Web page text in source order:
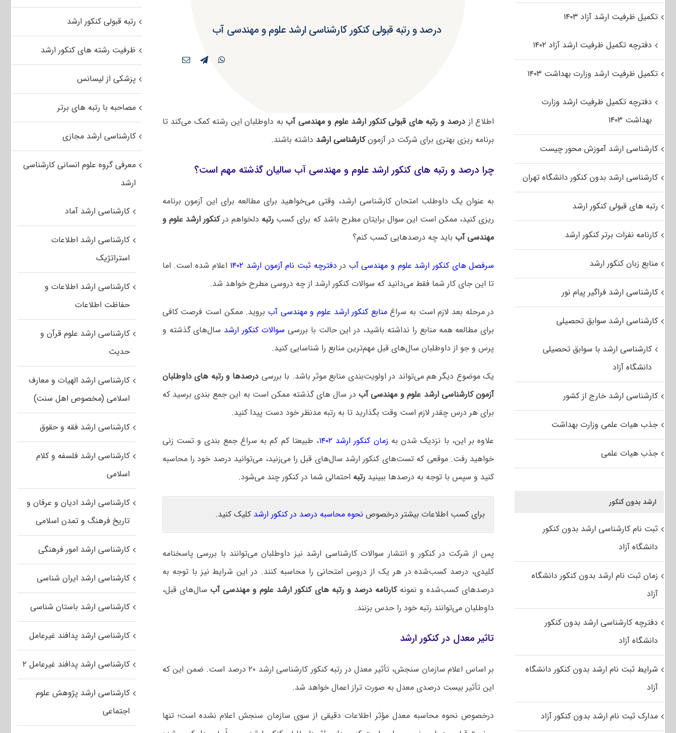
درصد و رتبه قبولی کنکور کارشناسی ارشد علوم و مهندسی آب
اطلاع از درصد و رتبه های قبولی کنکور ارشد علوم و مهندسی آببه داوطلبان این رشته کمک می‌کند تا
برنامه ریزی بهتری برای شرکت در آزمونکارشناسی ارشد داشته باشند.
چرا درصد و رتبه های کنکور ارشد علوم و مهندسی آب سالیان گذشته مهم است؟
به عنوان یک داوطلب امتحان کارشناسی ارشد، وقتی می‌خواهید برای مطالعه برای این آزمون برنامه
ریزی کنید، ممکن است این سوال برایتان مطرح باشد که برای کسب رتبه دلخواهم درکنکور ارشد علوم و
مهندسی آبباید چه درصدهایی کسب کنم؟
سرفصل های کنکور ارشد علوم و مهندسی آب در دفترچه ثبت نام آزمون ارشد ۱۴۰۲
اعلام شده است. اما
تا این جای کار شما فقط می‌دانید که سوالات کنکور ارشد از چه دروسی مطرح خواهد شد.
در مرحله بعد لازم است به سراغمنابع کنکور ارشد علوم و مهندسی آب بروید. ممکن است فرصت کافی
برای مطالعه همه منابع را نداشته باشید، در این حالت با بررسی سوالات کنکور ارشد سال‌های گذشته و
پرس و جو از داوطلبان سال‌های قبل مهم‌ترین منابع را شناسایی کنید.
یک موضوع دیگر هم می‌تواند در اولویت‌بندی منابع موثر باشد. با بررسی درصدها و رتبه های داوطلبان
آزمون کارشناسی ارشد علوم و مهندسی آبدر سال های گذشته ممکن است به این جمع بندی برسید که
برای هر درس چقدر لازم است وقت بگذارید تا به رتبه مدنظر خود دست پیدا کنید.
علاوه بر این، با نزدیک شدن به زمان کنکور ارشد ۱۴۰۲
، طبیعتا کم کم به سراغ جمع بندی و تست زنی
خواهید رفت. موقعی که تست‌های کنکور ارشد سال‌های قبل را می‌زنید، می‌توانید درصد خود را محاسبه
کنید و سپس با توجه به درصدها ببینید رتبه احتمالی شما در کنکور چند می‌شود.
برای کسب اطلاعات بیشتر درخصوص نحوه محاسبه درصد در کنکور ارشد کلیک کنید.
پس از شرکت در کنکور و انتشار سوالات کارشناسی ارشد نیز داوطلبان می‌توانند با بررسی پاسخنامه
کلیدی، درصد کسب‌شده در هر یک از دروس امتحانی را محاسبه کنند. در این شرایط نیز با توجه به
درصدهای کسب‌شده و نمونهکارنامه درصد و رتبه های کنکور ارشد علوم و مهندسی آب سال‌های قبل،
داوطلبان می‌توانند رتبه خود را حدس بزنند.
تاثیر معدل در کنکور ارشد
بر اساس اعلام سازمان سنجش، تأثیر معدل در رتبه کنکور کارشناسی ارشد ۲۰ درصد است. ضمن این که
این تأثیر بیست درصدی معدل به صورت تراز اعمال خواهد شد.
درخصوص نحوه محاسبه معدل مؤثر اطلاعات دقیقی از سوی سازمان سنجش اعلام نشده است؛ تنها
رتبه قبولی کنکور ارشد
ظرفیت رشته های کنکور ارشد
پزشکی از لیسانس
مصاحبه با رتبه های برتر
کارشناسی ارشد مجازی
معرفی گروه علوم انسانی کارشناسی
ارشد
کارشناسی ارشد آماد
کارشناسی ارشد اطلاعات
استراتژیک
کارشناسی ارشد اطلاعات و
حفاظت اطلاعات
کارشناسی ارشد علوم قرآن و
حدیث
کارشناسی ارشد الهیات و معارف
اسلامی (مخصوص اهل سنت)
کارشناسی ارشد فقه و حقوق
کارشناسی ارشد فلسفه و کلام
اسلامی
کارشناسی ارشد ادیان و عرفان و
تاریخ فرهنگ و تمدن اسلامی
کارشناسی ارشد امور فرهنگی
کارشناسی ارشد ایران شناسی
کارشناسی ارشد باستان شناسی
کارشناسی ارشد پدافند غیرعامل
کارشناسی ارشد پدافند غیرعامل ۲
کارشناسی ارشد پژوهش علوم
اجتماعی
تکمیل ظرفیت ارشد آزاد ۱۴۰۳
دفترچه تکمیل ظرفیت ارشد آزاد ۱۴۰۲
تکمیل ظرفیت ارشد وزارت بهداشت ۱۴۰۳
دفترچه تکمیل ظرفیت ارشد وزارت
بهداشت ۱۴۰۳
کارشناسی ارشد آموزش محور چیست
کارشناسی ارشد بدون کنکور دانشگاه تهران
رتبه های قبولی کنکور ارشد
کارنامه نفرات برتر کنکور ارشد
منابع زبان کنکور ارشد
کارشناسی ارشد فراگیر پیام نور
کارشناسی ارشد سوابق تحصیلی
کارشناسی ارشد با سوابق تحصیلی
دانشگاه آزاد
کارشناسی ارشد خارج از کشور
جذب هیات علمی وزارت بهداشت
جذب هیات علمی
ارشد بدون کنکور
ثبت نام کارشناسی ارشد بدون کنکور
دانشگاه آزاد
زمان ثبت نام ارشد بدون کنکور دانشگاه
آزاد
دفترچه کارشناسی ارشد بدون کنکور
دانشگاه آزاد
شرایط ثبت نام ارشد بدون کنکور دانشگاه
آزاد
مدارک ثبت نام ارشد بدون کنکور آزاد